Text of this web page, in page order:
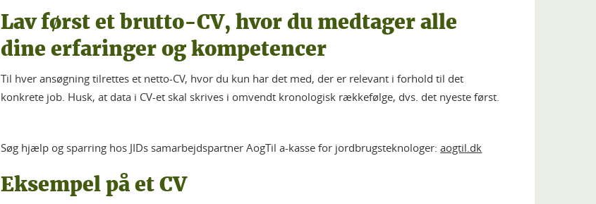
Lav først et brutto-CV, hvor du medtager alle
dine erfaringer og kompetencer
Til hver ansøgning tilrettes et netto-CV, hvor du kun har det med, der er relevant i forhold til det
konkrete job. Husk, at data i CV-et skal skrives i omvendt kronologisk rækkefølge, dvs. det nyeste først.
Søg hjælp og sparring hos JIDs samarbejdspartner AogTil a-kasse for jordbrugsteknologer:aogtil.dk
Eksempel på et CV